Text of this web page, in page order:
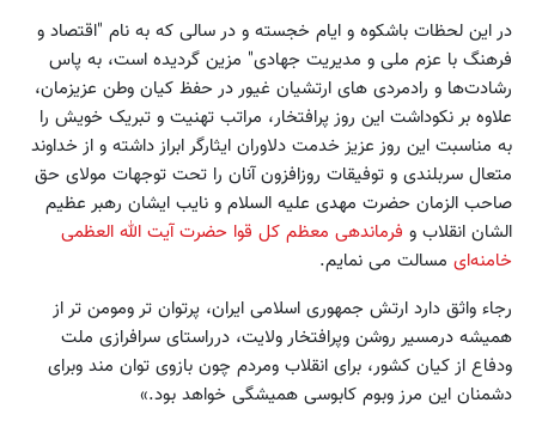
در این لحظات باشکوه و ایام خجسته و در سالی که به نام "اقتصاد و
فرهنگ با عزم ملی و مدیریت جهادی" مزین گردیده است، به پاس
رشادت‌ها و رادمردی های ارتشیان غیور در حفظ کیان وطن عزیزمان،
علاوه بر نکوداشت این روز پرافتخار، مراتب تهنیت و تبریک خویش را
به مناسبت این روز عزیز خدمت دلاوران ایثارگر ابراز داشته و از خداوند
متعال سربلندی و توفیقات روزافزون آنان را تحت توجهات مولای حق
صاحب الزمان حضرت مهدی علیه السلام و نایب ایشان رهبر عظیم
الشان انقلاب و فرماندهی معظم کل قوا حضرت آیت الله العظمی
خامنه‌ای مسالت می نمایم.
رجاء واثق دارد ارتش جمهوری اسلامی ایران، پرتوان تر ومومن تر از
همیشه درمسیر روشن وپرافتخار ولایت، درراستای سرافرازی ملت
ودفاع از کیان کشور، برای انقلاب ومردم چون بازوی توان مند وبرای
دشمنان این مرز وبوم کابوسی همیشگی خواهد بود.»